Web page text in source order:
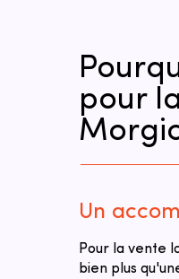
pour
Un
Pour la vente
bien plus